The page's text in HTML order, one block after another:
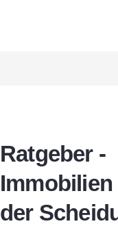
Ratgeber -
Immobilien
der